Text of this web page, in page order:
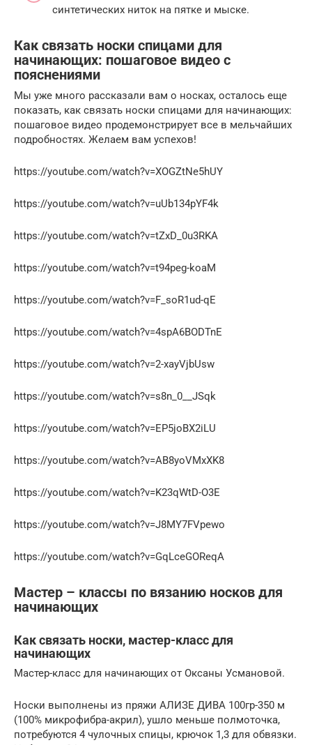
синтетических ниток на пятке и мыске.
Как связать носки спицами для
начинающих: пошаговое видео с
пояснениями
Мы уже много рассказали вам о носках, осталось еще
показать, как связать носки спицами для начинающих:
пошаговое видео продемонстрирует все в мельчайших
подробностях. Желаем вам успехов!
https://youtube.com/watch?v=XOGZtNe5hUY
https://youtube.com/watch?v=uUb134pYF4k
https://youtube.com/watch?v=tZxD_0u3RKA
https://youtube.com/watch?v=t94peg-koaM
https://youtube.com/watch?v=F_soR1ud-qE
https://youtube.com/watch?v=4spA6BODTnE
https://youtube.com/watch?v=2-xayVjbUsw
https://youtube.com/watch?v=s8n_0__JSqk
https://youtube.com/watch?v=EP5joBX2iLU
https://youtube.com/watch?v=AB8yoVMxXK8
https://youtube.com/watch?v=K23qWtD-O3E
https://youtube.com/watch?v=J8MY7FVpewo
https://youtube.com/watch?v=GqLceGOReqA
Мастер – классы по вязанию носков для
начинающих
Как связать носки, мастер-класс для
начинающих
Мастер-класс для начинающих от Оксаны Усмановой.
Носки выполнены из пряжи АЛИЗЕ ДИВА 100гр-350 м
(100% микрофибра-акрил), ушло меньше полмоточка,
потребуются 4 чулочных спицы, крючок 1,3 для обвязки.